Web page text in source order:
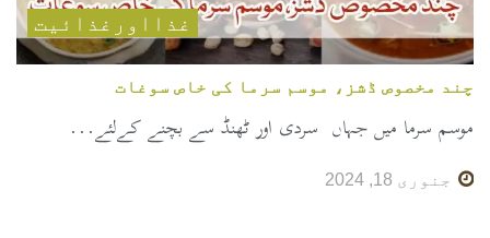
غذااورغذائیت
چند مخصوص ڈشز، موسم سرما کی خاص سوغات
موسم سرما میں جہاں سردی اور ٹھنڈ سے بچنے کےلئے...
جنوری 18, 2024